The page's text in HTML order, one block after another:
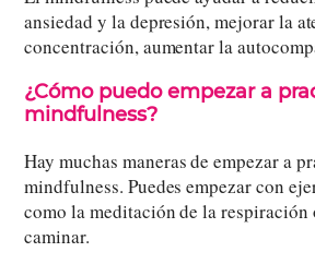
ansiedad y la depresión, mejorar la
concentración, aumentar la
¿Cómo puedo empezar a
mindfulness?
Hay muchas maneras de empezar a
mindfulness. Puedes empezar con
como la meditación de la respiración
caminar.